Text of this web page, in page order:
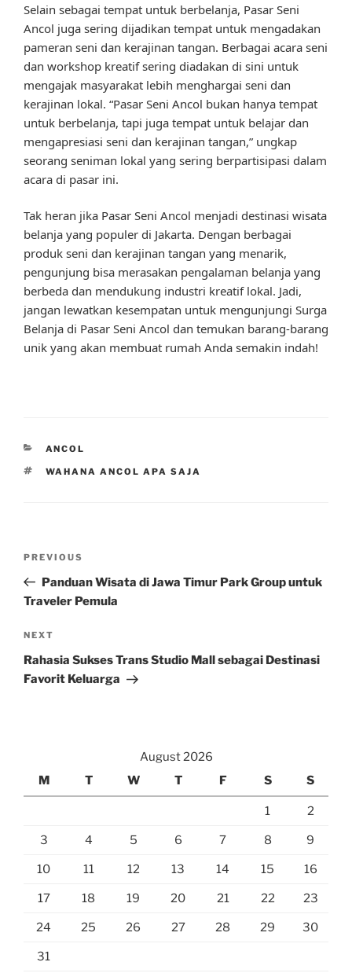
Selain sebagai tempat untuk berbelanja, Pasar Seni
Ancol juga sering dijadikan tempat untuk mengadakan
pameran seni dan kerajinan tangan. Berbagai acara seni
dan workshop kreatif sering diadakan di sini untuk
mengajak masyarakat lebih menghargai seni dan
kerajinan lokal. “Pasar Seni Ancol bukan hanya tempat
untuk berbelanja, tapi juga tempat untuk belajar dan
mengapresiasi seni dan kerajinan tangan,” ungkap
seorang seniman lokal yang sering berpartisipasi dalam
acara di pasar ini.
Tak heran jika Pasar Seni Ancol menjadi destinasi wisata
belanja yang populer di Jakarta. Dengan berbagai
produk seni dan kerajinan tangan yang menarik,
pengunjung bisa merasakan pengalaman belanja yang
berbeda dan mendukung industri kreatif lokal. Jadi,
jangan lewatkan kesempatan untuk mengunjungi Surga
Belanja di Pasar Seni Ancol dan temukan barang-barang
unik yang akan membuat rumah Anda semakin indah!
CATEGORIES
ANCOL
TAGS
WAHANA ANCOL APA SAJA
Previous
Post
PREVIOUS
Panduan Wisata di Jawa Timur Park Group untuk
Traveler Pemula
Next
Post
NEXT
Rahasia Sukses Trans Studio Mall sebagai Destinasi
Favorit Keluarga
August 2026
M
T W T F S S
1 2
3 4 5 6 7 8 9
10 11 12 13 14 15 16
17 18 19 20 21 22 23
24 25 26 27 28 29 30
31